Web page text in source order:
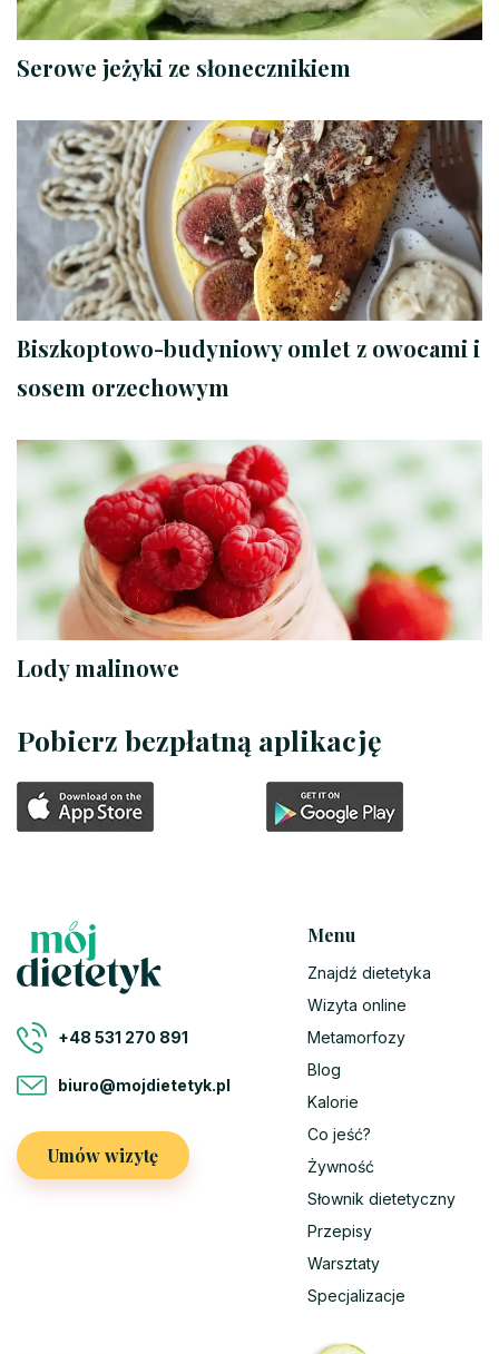
Serowe jeżyki ze słonecznikiem
Biszkoptowo-budyniowy omlet z owocami i
sosem orzechowym
Lody malinowe
Pobierz bezpłatną aplikację
+48 531 270 891
biuro@mojdietetyk.pl
Umów wizytę
Menu
Znajdź dietetyka
Wizyta online
Metamorfozy
Blog
Kalorie
Co jeść?
Żywność
Słownik dietetyczny
Przepisy
Warsztaty
Specjalizacje